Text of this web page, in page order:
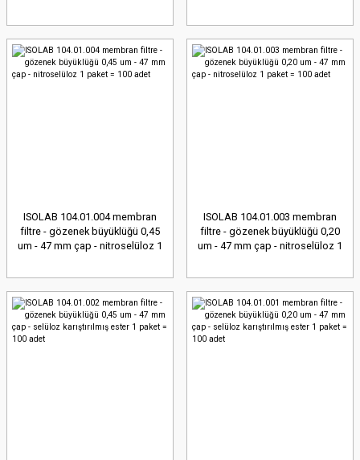
ISOLAB 104.01.004 membran
filtre - gözenek büyüklüğü 0,45
um - 47 mm çap - nitroselüloz 1
ISOLAB 104.01.003 membran
filtre - gözenek büyüklüğü 0,20
um - 47 mm çap - nitroselüloz 1